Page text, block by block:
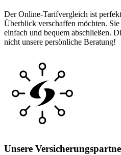
Der Online-Tarifvergleich ist
Überblick verschaffen möchten.
einfach und bequem abschließen.
nicht unsere persönliche Beratung!
Unsere